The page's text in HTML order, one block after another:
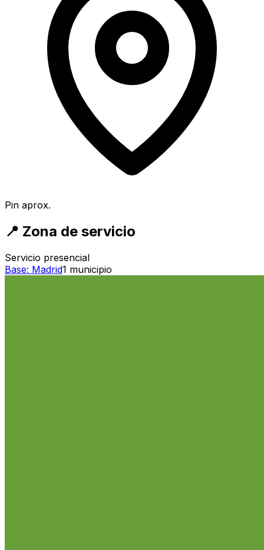
Pin aprox.
📍 Zona de servicio
Servicio presencial
Base: Madrid1 municipio